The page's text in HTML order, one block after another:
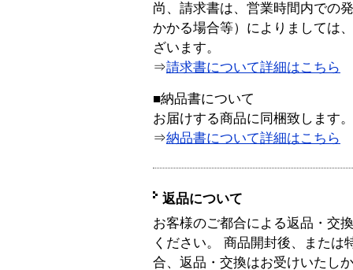
尚、請求書は、営業時間内での
かかる場合等）によりましては
ざいます。
⇒請求書について詳細はこちら
■納品書について
お届けする商品に同梱致します。
⇒納品書について詳細はこちら
返品について
お客様のご都合による返品・交
ください。 商品開封後、または
合、返品・交換はお受けいたし